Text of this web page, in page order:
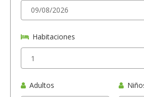
Habitaciones
Adultos